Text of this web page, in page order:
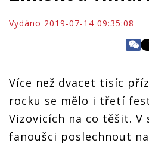
Vydáno 2019-07-14 09:35:08
Více než dvacet tisíc
rocku se mělo i třetí
Vizovicích na co těšit.
fanoušci poslechnout